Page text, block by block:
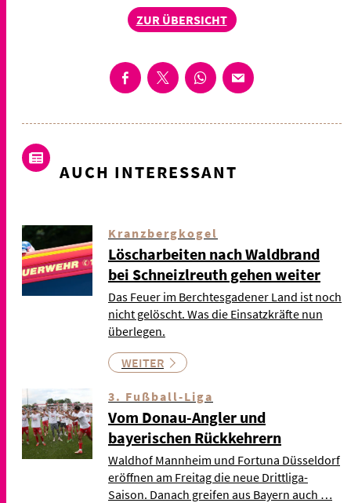
ZUR ÜBERSICHT
AUCH INTERESSANT
Kranzbergkogel
Löscharbeiten nach Waldbrand
bei Schneizlreuth gehen weiter
Das Feuer im Berchtesgadener Land ist noch
nicht gelöscht. Was die Einsatzkräfte nun
überlegen.
WEITER
3. Fußball-Liga
Vom Donau-Angler und
bayerischen Rückkehrern
Waldhof Mannheim und Fortuna Düsseldorf
eröffnen am Freitag die neue Drittliga-
Saison. Danach greifen aus Bayern auch …